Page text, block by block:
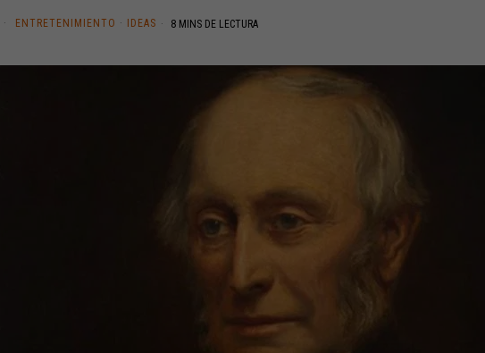
ENTRETENIMIENTO · IDEAS 8 MINS DE LECTURA